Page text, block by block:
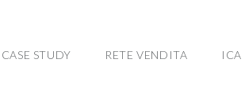
CASE STUDY RETE VENDITA ICA